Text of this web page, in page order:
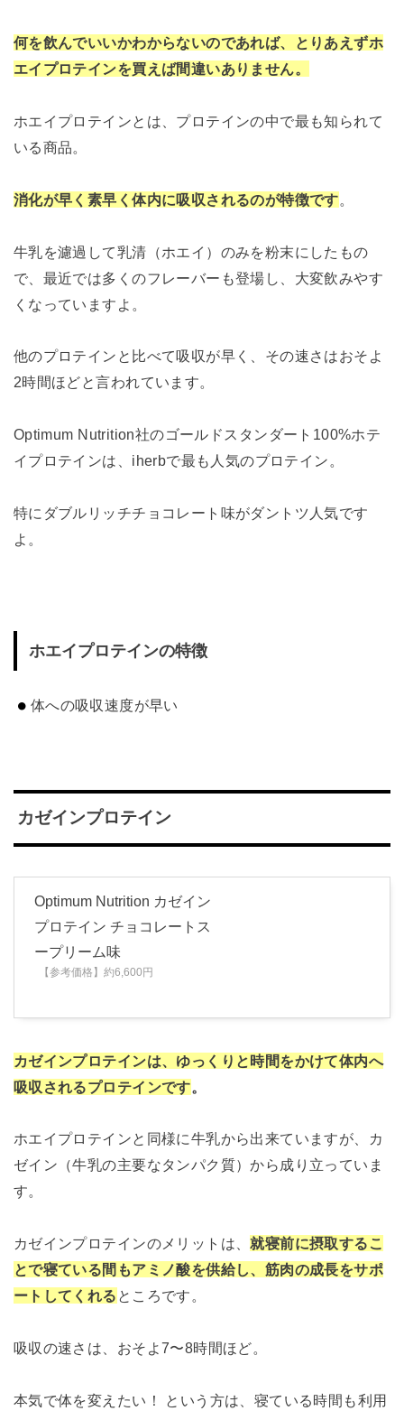
何を飲んでいいかわからないのであれば、とりあえずホ
エイプロテインを買えば間違いありません。
ホエイプロテインとは、プロテインの中で最も知られて
いる商品。
消化が早く素早く体内に吸収されるのが特徴です。
牛乳を濾過して乳清（ホエイ）のみを粉末にしたもの
で、最近では多くのフレーバーも登場し、大変飲みやす
くなっていますよ。
他のプロテインと比べて吸収が早く、その速さはおそよ
2時間ほどと言われています。
Optimum Nutrition社のゴールドスタンダート100%ホテ
イプロテインは、iherbで最も人気のプロテイン。
特にダブルリッチチョコレート味がダントツ人気です
よ。
ホエイプロテインの特徴
体への吸収速度が早い
カゼインプロテイン
Optimum Nutrition カゼイン
プロテイン チョコレートス
ープリーム味
【参考価格】約6,600円
カゼインプロテインは、ゆっくりと時間をかけて体内へ
吸収されるプロテインです 。
ホエイプロテインと同様に牛乳から出来ていますが、カ
ゼイン（牛乳の主要なタンパク質）から成り立っていま
す。
カゼインプロテインのメリットは、就寝前に摂取するこ
とで寝ている間もアミノ酸を供給し、筋肉の成長をサポ
ートしてくれる ところです。
吸収の速さは、おそよ7〜8時間ほど。
本気で体を変えたい！ という方は、寝ている時間も利用